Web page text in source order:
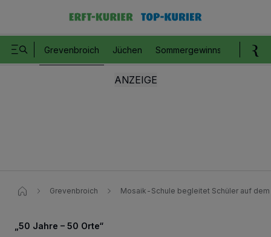
Grevenbroich Jüchen Sommergewinnspiel
Grevenbroich Mosaik-Schule begleitet Schüler auf
„50 Jahre – 50 Orte“